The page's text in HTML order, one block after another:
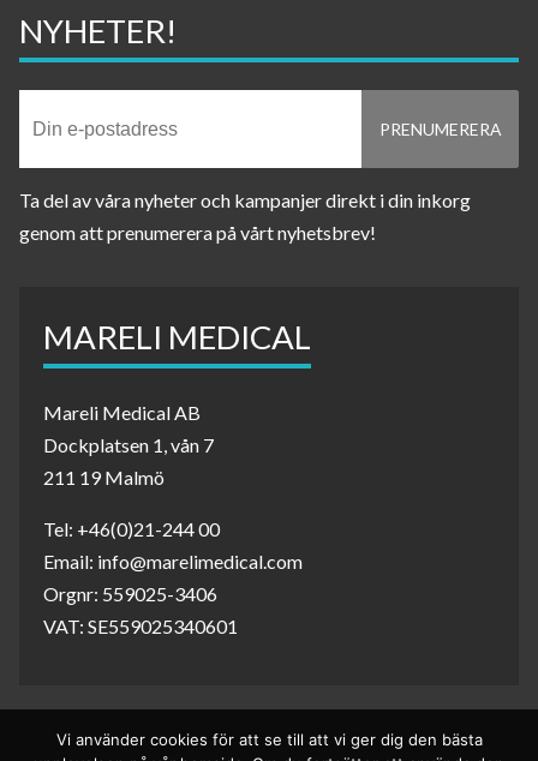
NYHETER!
Ta del av våra nyheter och kampanjer direkt i din inkorg
genom att prenumerera på vårt nyhetsbrev!
MARELI MEDICAL
Mareli Medical AB
Dockplatsen 1, vån 7
211 19 Malmö
Tel: +46(0)21-244 00
Email: info@marelimedical.com
Orgnr: 559025-3406
VAT: SE559025340601
Vi använder cookies för att se till att vi ger dig den bästa